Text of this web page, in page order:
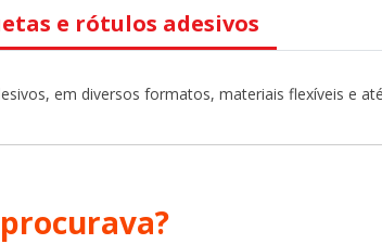
e rótulos adesivos
em diversos formatos, materiais flexíveis e